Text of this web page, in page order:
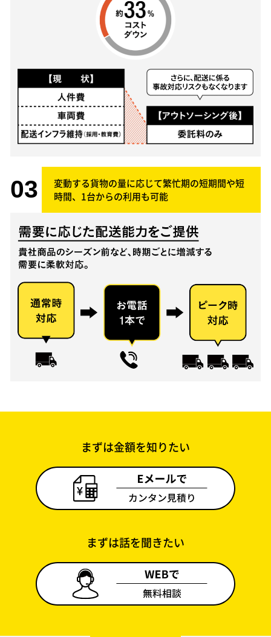
変動する貨物の量に応じて繁忙期の短期間や短
時間、1台からの利用も可能
まずは金額を知りたい
まずは話を聞きたい